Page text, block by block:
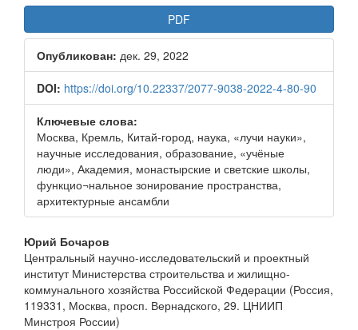
Боковая
панель
статьи
PDF
Опубликован: дек. 29, 2022
DOI: https://doi.org/10.22337/2077-9038-2022-4-80-90
Ключевые слова:
Москва, Кремль, Китай-город, наука, «лучи науки»,
научные исследования, образование, «учёные
люди», Академия, монастырские и светские школы,
функцио¬нальное зонирование пространства,
архитектурные ансамбли
Основное
содержимое
статьи
Юрий Бочаров
Центральный научно-исследовательский и проектный
институт Министерства строительства и жилищно-
коммунального хозяйства Российской Федерации (Россия,
119331, Москва, просп. Вернадского, 29. ЦНИИП
Минстроя России)